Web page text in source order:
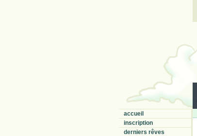
accueil
inscription
derniers rêves